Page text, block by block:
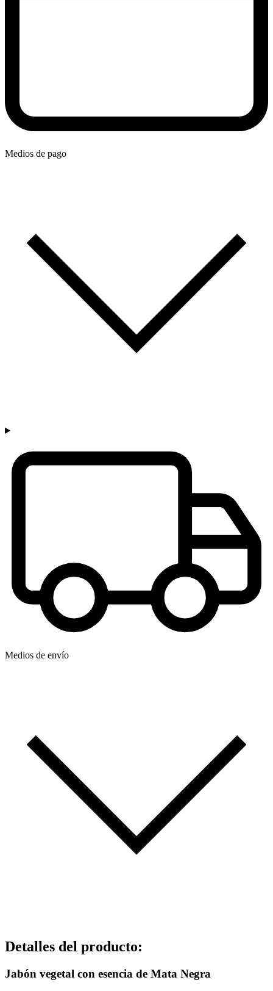
Medios de pago
Medios de envío
Detalles del producto:
Jabón vegetal con esencia de Mata Negra